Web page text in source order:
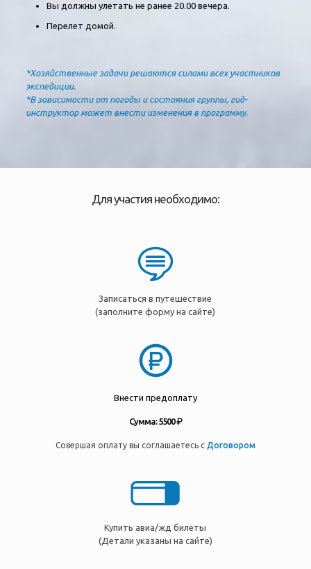
Вы должны улетать не ранее 20.00 вечера.
Перелет домой.
*Хозяйственные задачи решаются силами всех участников
экспедиции.
*В зависимости от погоды и состояния группы, гид-
инструктор может внести изменения в программу.
Для участия необходимо:
Записаться в путешествие
(заполните форму на сайте)
Внести предоплату
Сумма: 5500 ₽
Совершая оплату вы соглашаетесь с Договором
Купить авиа/жд билеты
(Детали указаны на сайте)